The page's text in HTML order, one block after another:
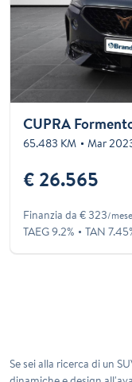
CUPRA
65.483 KM Mar
€ 26.565
Finanzia da € 323/
TAEG 9.2% TAN
Se sei alla ricerca di un